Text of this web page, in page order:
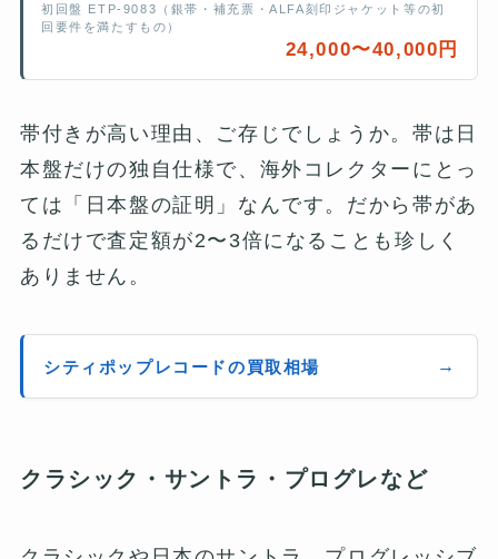
初回盤 ETP-9083（銀帯・補充票・ALFA刻印ジャケット等の初
回要件を満たすもの）
24,000〜40,000円
帯付きが高い理由、ご存じでしょうか。帯は日
本盤だけの独自仕様で、海外コレクターにとっ
ては「日本盤の証明」なんです。だから帯があ
るだけで査定額が2〜3倍になることも珍しく
ありません。
シティポップレコードの買取相場
クラシック・サントラ・プログレなど